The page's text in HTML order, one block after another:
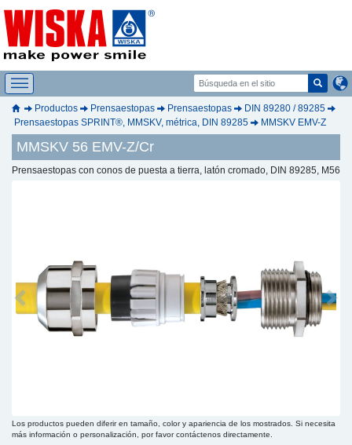
Productos Prensaestopas Prensaestopas
DIN 89280 / 89285
Prensaestopas SPRINT®, MMSKV, métrica, DIN 89285
MMSKV EMV-Z
MMSKV 56 EMV-Z/Cr
Prensaestopas con conos de puesta a tierra, latón cromado, DIN 89285, M56
Previous Next
Los productos pueden diferir en tamaño, color y apariencia de los mostrados. Si necesita
más información o personalización, por favor contáctenos directamente.